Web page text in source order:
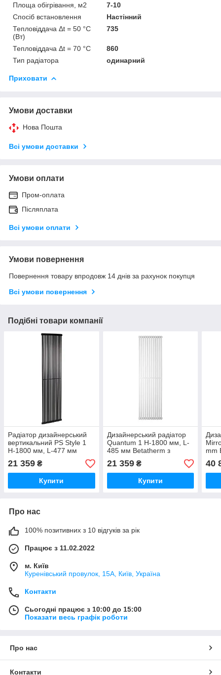
Площа обігрівання, м2
7-10
Спосіб встановлення
Настінний
Тепловіддача Δt = 50 °C
(Вт)
735
Тепловіддача Δt = 70 °C
860
Тип радіатора
одинарний
Приховати
Умови доставки
Нова Пошта
Всі умови доставки
Умови оплати
Пром-оплата
Післяплата
Всі умови оплати
Умови повернення
Повернення товару впродовж 14 днів за рахунок покупця
Всі умови повернення
Подібні товари компанії
Радіатор дизайнерський
вертикальний PS Style 1
H-1800 мм, L-477 мм
Betatherm з нижнім
підключенням
21 359 ₴
Купити
Дизайнерський радіатор
Quantum 1 H-1800 мм, L-
485 мм Betatherm з
нижнім підключенням
21 359₴
Купити
mm
40
Про нас
100% позитивних з 10 відгуків за рік
Працює з 11.02.2022
м. Київ
Куренівський провулок, 15А, Київ, Україна
Контакти
Сьогодні працює з 10:00 до 15:00
Показати весь графік роботи
Про нас
Контакти